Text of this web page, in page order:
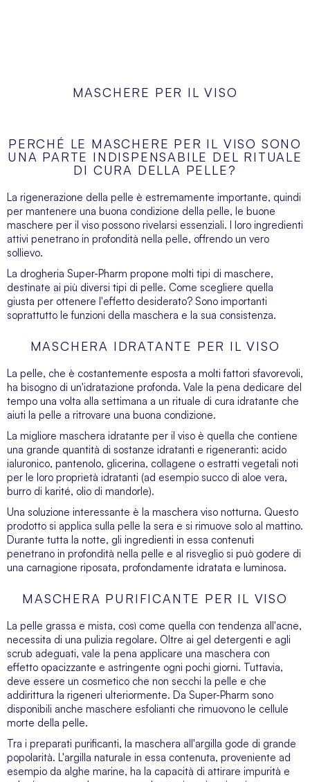
MASCHERE PER IL VISO
PERCHÉ LE MASCHERE PER IL VISO SONO
UNA PARTE INDISPENSABILE DEL RITUALE
DI CURA DELLA PELLE?
La rigenerazione della pelle è estremamente importante, quindi
per mantenere una buona condizione della pelle, le buone
maschere per il viso possono rivelarsi essenziali. I loro ingredienti
attivi penetrano in profondità nella pelle, offrendo un vero
sollievo.
La drogheria Super-Pharm propone molti tipi di maschere,
destinate ai più diversi tipi di pelle. Come scegliere quella
giusta per ottenere l'effetto desiderato? Sono importanti
soprattutto le funzioni della maschera e la sua consistenza.
MASCHERA IDRATANTE PER IL VISO
La pelle, che è costantemente esposta a molti fattori sfavorevoli,
ha bisogno di un'idratazione profonda. Vale la pena dedicare del
tempo una volta alla settimana a un rituale di cura idratante che
aiuti la pelle a ritrovare una buona condizione.
La migliore maschera idratante per il viso è quella che contiene
una grande quantità di sostanze idratanti e rigeneranti: acido
ialuronico, pantenolo, glicerina, collagene o estratti vegetali noti
per le loro proprietà idratanti (ad esempio succo di aloe vera,
burro di karité, olio di mandorle).
Una soluzione interessante è la maschera viso notturna. Questo
prodotto si applica sulla pelle la sera e si rimuove solo al mattino.
Durante tutta la notte, gli ingredienti in essa contenuti
penetrano in profondità nella pelle e al risveglio si può godere di
una carnagione riposata, profondamente idratata e luminosa.
MASCHERA PURIFICANTE PER IL VISO
La pelle grassa e mista, così come quella con tendenza all'acne,
necessita di una pulizia regolare. Oltre ai gel detergenti e agli
scrub adeguati, vale la pena applicare una maschera con
effetto opacizzante e astringente ogni pochi giorni. Tuttavia,
deve essere un cosmetico che non secchi la pelle e che
addirittura la rigeneri ulteriormente. Da Super-Pharm sono
disponibili anche maschere esfolianti che rimuovono le cellule
morte della pelle.
Tra i preparati purificanti, la maschera all'argilla gode di grande
popolarità. L'argilla naturale in essa contenuta, proveniente ad
esempio da alghe marine, ha la capacità di attirare impurità e